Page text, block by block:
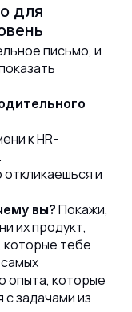
для
письмо, и
к HR-
и
вы? Покажи,
их продукт,
которые тебе
опыта, которые
задачами из